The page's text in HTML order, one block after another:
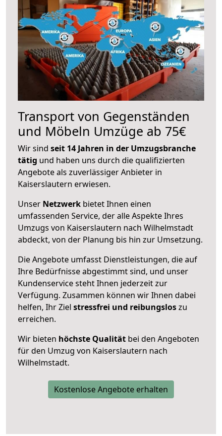
Transport von Gegenständen
und Möbeln Umzüge ab 75€
Wir sind seit 14 Jahren in der Umzugsbranche
tätig und haben uns durch die qualifizierten
Angebote als zuverlässiger Anbieter in
Kaiserslautern erwiesen.
Unser Netzwerk bietet Ihnen einen
umfassenden Service, der alle Aspekte Ihres
Umzugs von Kaiserslautern nach Wilhelmstadt
abdeckt, von der Planung bis hin zur Umsetzung.
Die Angebote umfasst Dienstleistungen, die auf
Ihre Bedürfnisse abgestimmt sind, und unser
Kundenservice steht Ihnen jederzeit zur
Verfügung. Zusammen können wir Ihnen dabei
helfen, Ihr Ziel stressfrei und reibungsloszu
erreichen.
Wir bieten höchste Qualität bei den Angeboten
für den Umzug von Kaiserslautern nach
Wilhelmstadt.
Kostenlose Angebote erhalten